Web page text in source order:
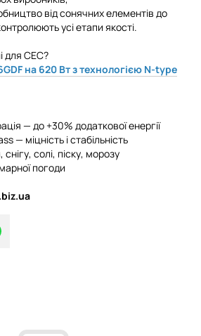
від сонячних елементів до
усі етапи якості.
для СЕС?
на 620 Вт з технологією N-type
— до +30% додаткової енергії
— міцність і стабільність
солі, піску, морозу
погоди